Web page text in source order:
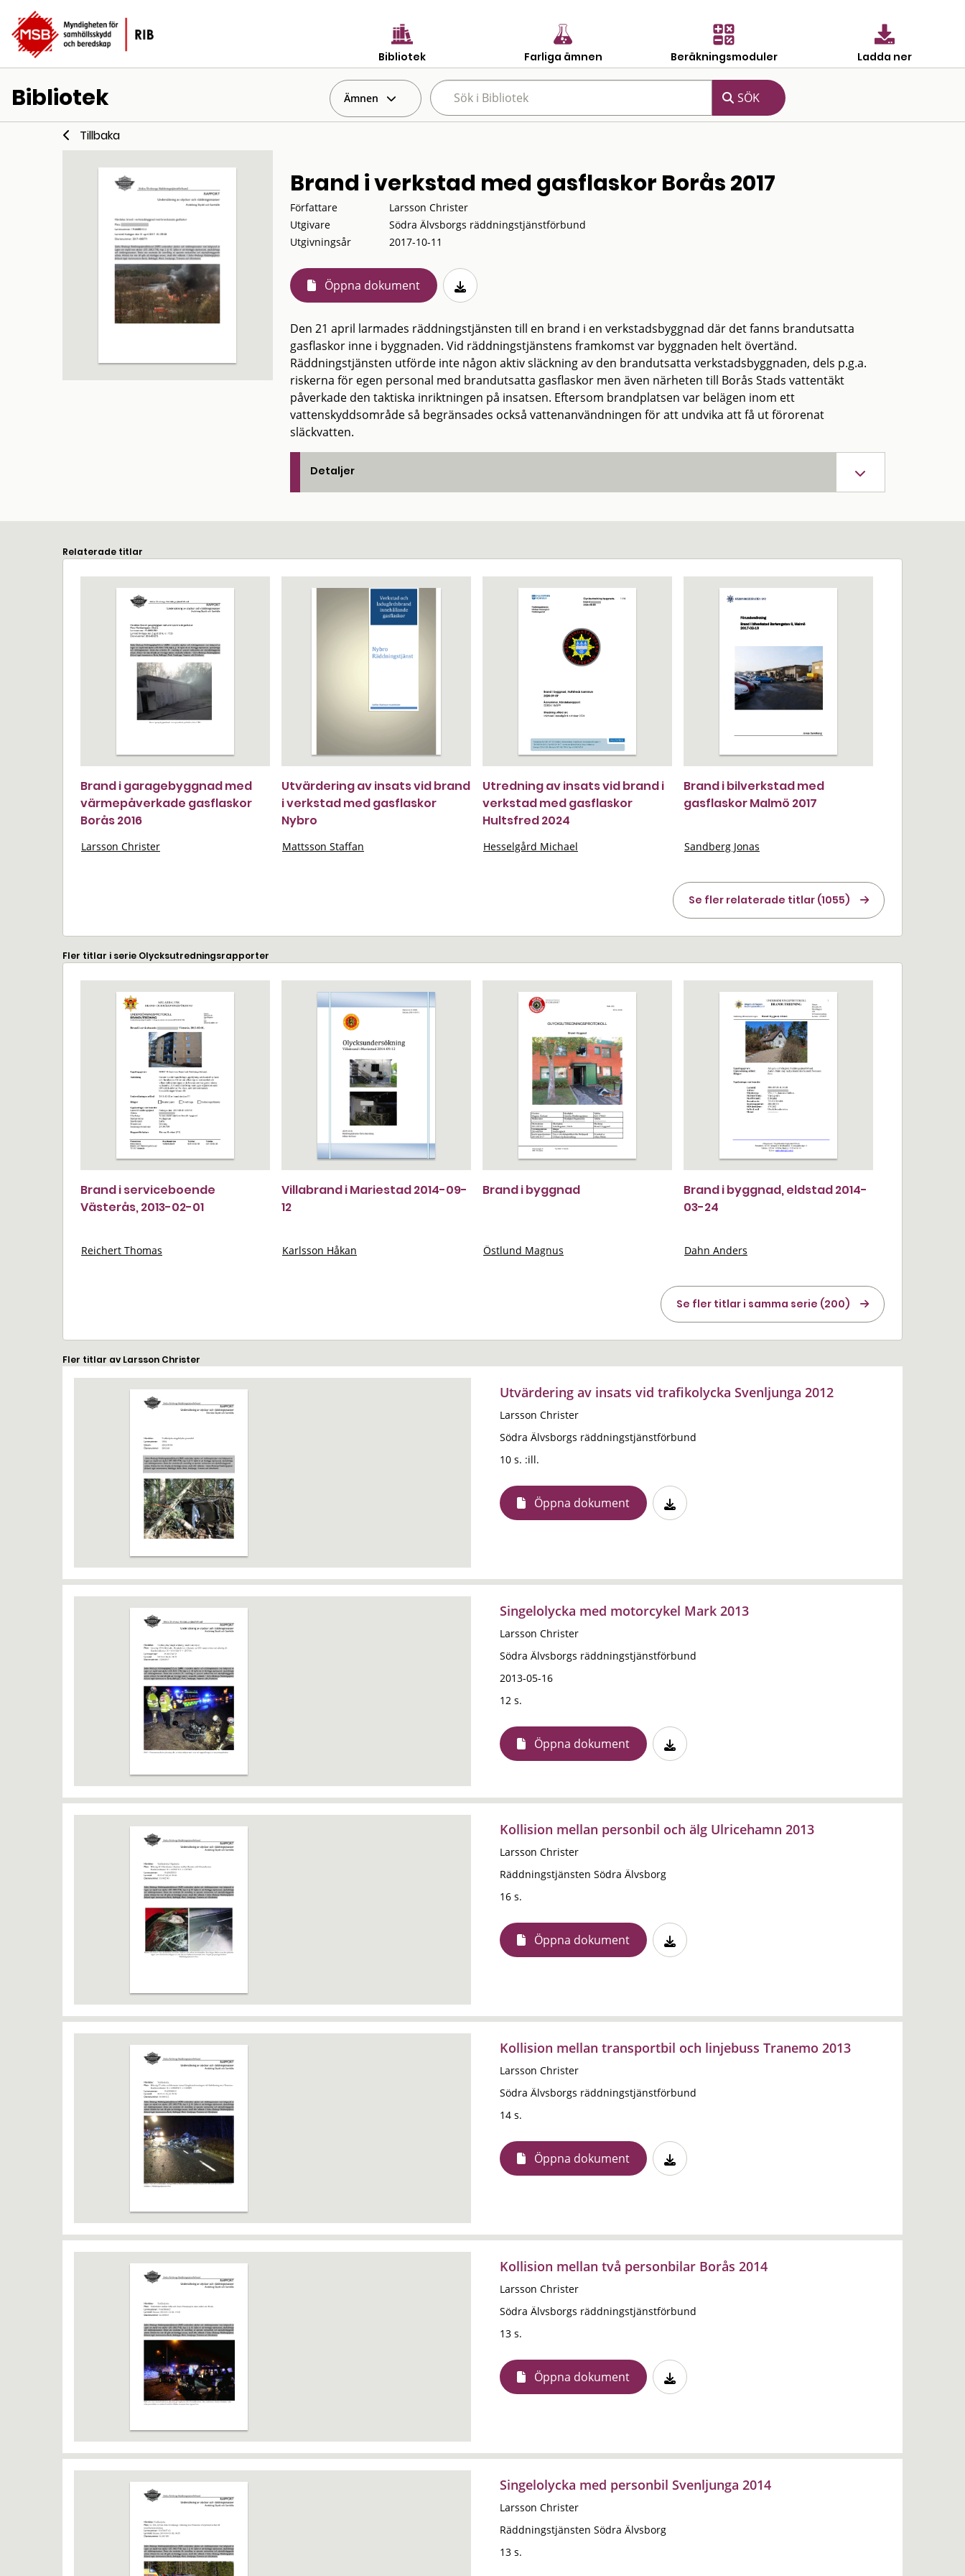
Bibliotek Farliga ämnen Beräkningsmoduler Ladda ner
Bibliotek Ämnen
Tillbaka
Brand i verkstad med gasflaskor Borås 2017
Författare
Larsson Christer
Utgivare
Södra Älvsborgs räddningstjänstförbund
Utgivningsår
2017-10-11
Öppna dokument
Den 21 april larmades räddningstjänsten till en brand i en verkstadsbyggnad där det fanns brandutsatta
gasflaskor inne i byggnaden. Vid räddningstjänstens framkomst var byggnaden helt övertänd.
Räddningstjänsten utförde inte någon aktiv släckning av den brandutsatta verkstadsbyggnaden, dels p.g.a.
riskerna för egen personal med brandutsatta gasflaskor men även närheten till Borås Stads vattentäkt
påverkade den taktiska inriktningen på insatsen. Eftersom brandplatsen var belägen inom ett
vattenskyddsområde så begränsades också vattenanvändningen för att undvika att få ut förorenat
släckvatten.
Detaljer
Relaterade titlar
Brand i garagebyggnad med
värmepåverkade gasflaskor
Borås 2016
Larsson Christer
Utvärdering av insats vid brand
i verkstad med gasflaskor
Nybro
Mattsson Staffan
Utredning av insats vid brand i
verkstad med gasflaskor
Hultsfred 2024
Hesselgård Michael
Brand i bilverkstad med
gasflaskor Malmö 2017
Sandberg Jonas
Se fler relaterade titlar (1055)
Fler titlar i serie Olycksutredningsrapporter
Brand i serviceboende
Västerås, 2013-02-01
Reichert Thomas
Villabrand i Mariestad 2014-09-
12
Karlsson Håkan
Brand i byggnad
Östlund Magnus
Brand i byggnad, eldstad 2014-
03-24
Dahn Anders
Se fler titlar i samma serie (200)
Fler titlar av Larsson Christer
Utvärdering av insats vid trafikolycka Svenljunga 2012
Larsson Christer
Södra Älvsborgs räddningstjänstförbund
10 s. :ill.
Öppna dokument
Singelolycka med motorcykel Mark 2013
Larsson Christer
Södra Älvsborgs räddningstjänstförbund
2013-05-16
12 s.
Öppna dokument
Kollision mellan personbil och älg Ulricehamn 2013
Larsson Christer
Räddningstjänsten Södra Älvsborg
16 s.
Öppna dokument
Kollision mellan transportbil och linjebuss Tranemo 2013
Larsson Christer
Södra Älvsborgs räddningstjänstförbund
14 s.
Öppna dokument
Kollision mellan två personbilar Borås 2014
Larsson Christer
Södra Älvsborgs räddningstjänstförbund
13 s.
Öppna dokument
Singelolycka med personbil Svenljunga 2014
Larsson Christer
Räddningstjänsten Södra Älvsborg
13 s.